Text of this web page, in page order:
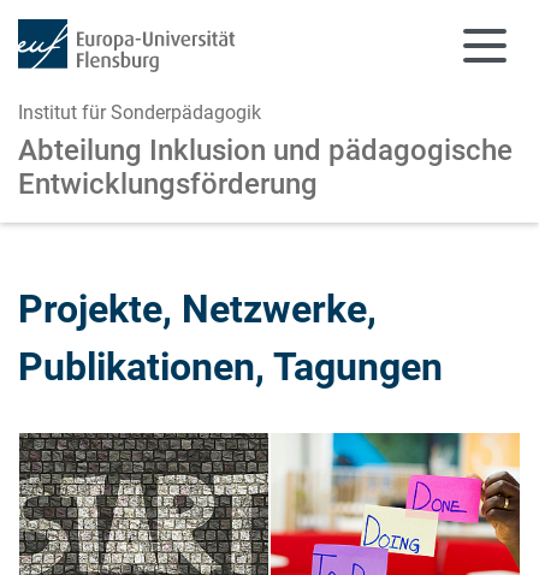
Institut für Sonderpädagogik
Abteilung Inklusion und pädagogische
Entwicklungsförderung
Projekte, Netzwerke,
Publikationen, Tagungen